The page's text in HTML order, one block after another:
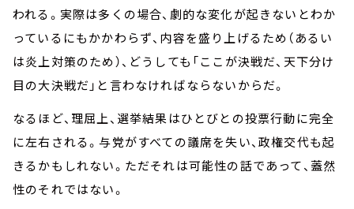
われる。実際は多くの場合、劇的な変化が起きないとわか
っているにもかかわらず、内容を盛り上げるため（あるい
は炎上対策のため）、どうしても「ここが決戦だ、天下分け
目の大決戦だ」と言わなければならないからだ。
なるほど、理屈上、選挙結果はひとびとの投票行動に完全
に左右される。与党がすべての議席を失い、政権交代も起
きるかもしれない。ただそれは可能性の話であって、蓋然
性のそれではない。